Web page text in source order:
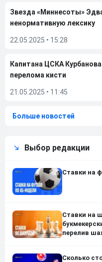
Звезда «Миннесоты»
ненормативную лексику
22.05.2025 • 15:28
Капитана ЦСКА
перелома кисти
21.05.2025 • 11:45
Больше новостей
Выбор редакции
Ставки на
Ставки на
перелив
Сколько